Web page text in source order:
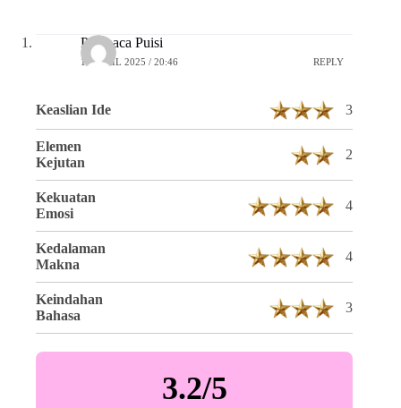
Pembaca Puisi
16 APRIL 2025 / 20:46 REPLY
Keaslian Ide 3
Elemen
Kejutan
2
Kekuatan
Emosi
4
Kedalaman
Makna
4
Keindahan
Bahasa
3
3.2/5